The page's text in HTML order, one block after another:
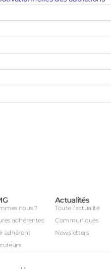
nous ?
adhérentes
adhérent
Actualités
Toute l’actualité
Communiqués
Newsletters